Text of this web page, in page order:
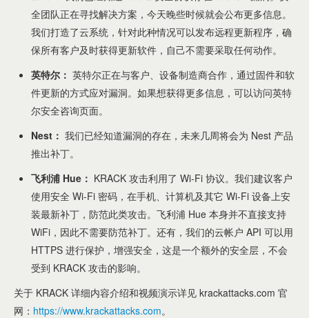
全团队正在寻找解决方案，今天晚些时候就会公布更多信息。
我们打造了云系统，针对此种情况可以发布远程更新程序，确
保所有客户及时获得更新软件，自己不需要采取任何动作。
英特尔： 英特尔正在与客户、设备制造商合作，通过固件和软
件更新的方式应对漏洞。如果想获得更多信息，可以访问英特
尔安全咨询页面。
Nest： 我们已经知道漏洞的存在，未来几周将会为 Nest 产品
推出补丁。
飞利浦 Hue： KRACK 攻击利用了 Wi-Fi 协议。我们建议客户
使用安全 Wi-Fi 密码，在手机、计算机及其它 Wi-Fi 设备上安
装最新补丁，防范此类攻击。飞利浦 Hue 本身并不直接支持
WiFi，因此不需要防范补丁。还有，我们的云帐户 API 可以用
HTTPS 进行保护，增强安全，这是一个额外的安全层，不会
受到 KRACK 攻击的影响。
关于 KRACK 详细内容介绍和视频演示详见 krackattacks.com 官
网： https://www.krackattacks.com。